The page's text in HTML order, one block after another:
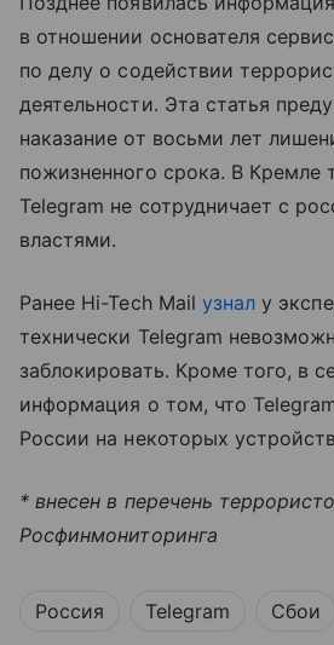
в отношении основателя
по делу о содействии
деятельности. Эта статья
наказание от восьми лет
пожизненного срока. В Кремле
Telegram не сотрудничает с
властями.
Ранее Hi-Tech Mail узнал у
технически Telegram
заблокировать. Кроме того, в
информация о том, что
России на некоторых
* внесен в перечень
Росфинмониторинга
Россия Telegram Сбои